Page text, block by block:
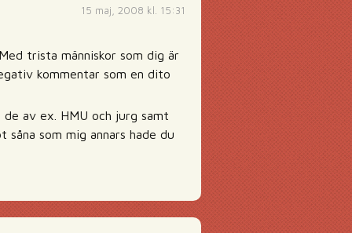
15 maj, 2008 kl. 15:31
trista människor som dig är
kommentar som en dito
av ex. HMU och jurg samt
som mig annars hade du